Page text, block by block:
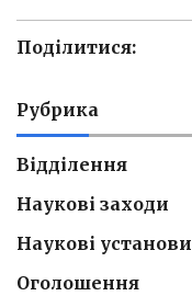
Поділитися:
Рубрика
Відділення
Наукові заходи
Наукові установи
Оголошення